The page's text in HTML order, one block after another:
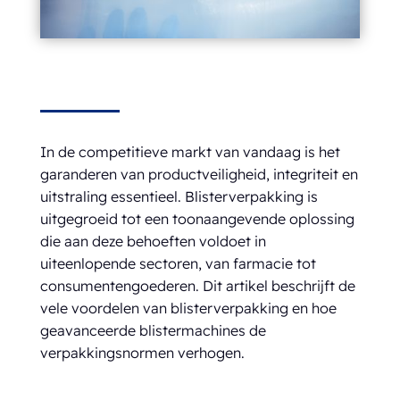
In de competitieve markt van vandaag is het
garanderen van productveiligheid, integriteit en
uitstraling essentieel. Blisterverpakking is
uitgegroeid tot een toonaangevende oplossing
die aan deze behoeften voldoet in
uiteenlopende sectoren, van farmacie tot
consumentengoederen. Dit artikel beschrijft de
vele voordelen van blisterverpakking en hoe
geavanceerde blistermachines de
verpakkingsnormen verhogen.